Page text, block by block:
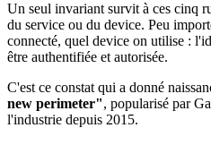
Un seul invariant survit à ces cinq
du service ou du device. Peu
connecté, quel device on utilise :
être authentifiée et autorisée.
C'est ce constat qui a donné
new perimeter", popularisé par
l'industrie depuis 2015.